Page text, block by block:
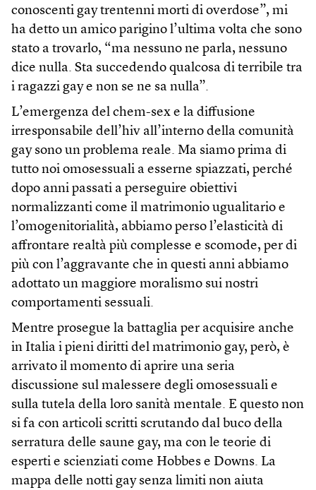
conoscenti gay trentenni morti di overdose”, mi
ha detto un amico parigino l’ultima volta che sono
stato a trovarlo, “ma nessuno ne parla, nessuno
dice nulla. Sta succedendo qualcosa di terribile tra
i ragazzi gay e non se ne sa nulla”.
L’emergenza del chem-sex e la diffusione
irresponsabile dell’hiv all’interno della comunità
gay sono un problema reale. Ma siamo prima di
tutto noi omosessuali a esserne spiazzati, perché
dopo anni passati a perseguire obiettivi
normalizzanti come il matrimonio ugualitario e
l’omogenitorialità, abbiamo perso l’elasticità di
affrontare realtà più complesse e scomode, per di
più con l’aggravante che in questi anni abbiamo
adottato un maggiore moralismo sui nostri
comportamenti sessuali.
Mentre prosegue la battaglia per acquisire anche
in Italia i pieni diritti del matrimonio gay, però, è
arrivato il momento di aprire una seria
discussione sul malessere degli omosessuali e
sulla tutela della loro sanità mentale. E questo non
si fa con articoli scritti scrutando dal buco della
serratura delle saune gay, ma con le teorie di
esperti e scienziati come Hobbes e Downs. La
mappa delle notti gay senza limiti non aiuta